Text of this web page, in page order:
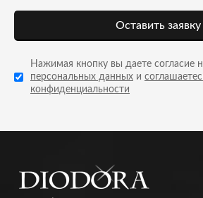
Оставить заявку
Нажимая кнопку вы даете согласие
персональных данных и
конфиденциальности